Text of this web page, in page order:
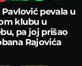
Pavlović pevala u
klubu u
pa joj prišao
Rajovića